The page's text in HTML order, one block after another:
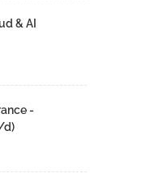
& AI
-
d)